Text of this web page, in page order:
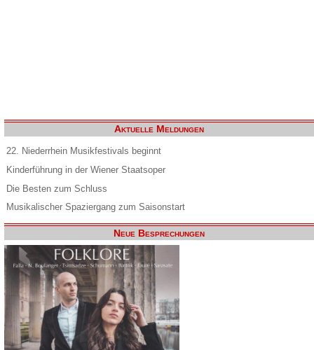
Aktuelle Meldungen
22. Niederrhein Musikfestivals beginnt
Kinderführung in der Wiener Staatsoper
Die Besten zum Schluss
Musikalischer Spaziergang zum Saisonstart
Neue Besprechungen